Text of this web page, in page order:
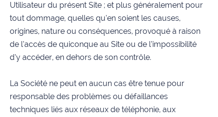
Utilisateur du présent Site ; et plus généralement pour
tout dommage, quelles qu’en soient les causes,
origines, nature ou conséquences, provoqué à raison
de l’accès de quiconque au Site ou de l’impossibilité
d’y accéder, en dehors de son contrôle.
La Société ne peut en aucun cas être tenue pour
responsable des problèmes ou défaillances
techniques liés aux réseaux de téléphonie, aux